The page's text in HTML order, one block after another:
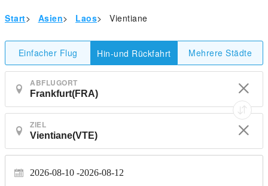
Start> Asien> Laos> Vientiane
Einfacher Flug Hin-und Rückfahrt Mehrere Städte
ABFLUGORT
ZIEL
2026-08-10 2026-08-12